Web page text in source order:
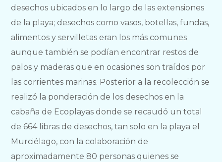
desechos ubicados en lo largo de las extensiones
de la playa; desechos como vasos, botellas, fundas,
alimentos y servilletas eran los más comunes
aunque también se podían encontrar restos de
palos y maderas que en ocasiones son traídos por
las corrientes marinas. Posterior a la recolección se
realizó la ponderación de los desechos en la
cabaña de Ecoplayas donde se recaudó un total
de 664 libras de desechos, tan solo en la playa el
Murciélago, con la colaboración de
aproximadamente 80 personas quienes se